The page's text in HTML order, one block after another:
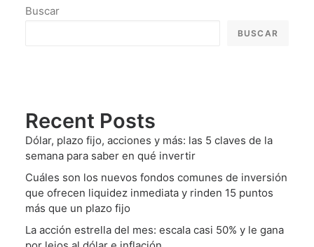
Buscar
BUSCAR
Recent Posts
Dólar, plazo fijo, acciones y más: las 5 claves de la
semana para saber en qué invertir
Cuáles son los nuevos fondos comunes de inversión
que ofrecen liquidez inmediata y rinden 15 puntos
más que un plazo fijo
La acción estrella del mes: escala casi 50% y le gana